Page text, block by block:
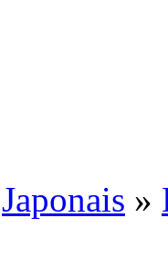
Japonais »